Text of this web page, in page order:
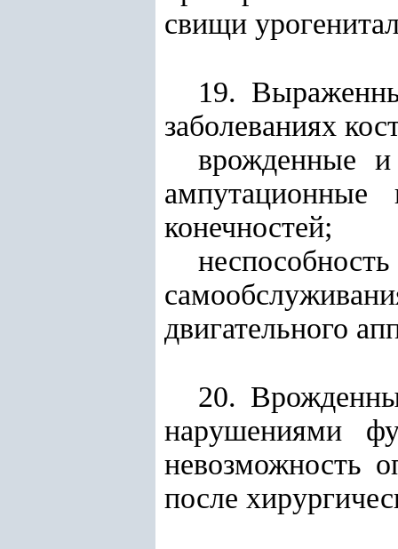
свищи
19.
заболеваниях
врожденные
конечностей;
двигательного
20.
нарушениями
невозможность
после